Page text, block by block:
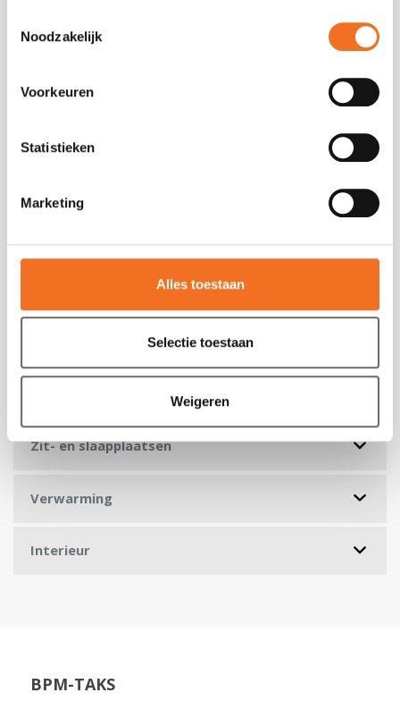
Noodzakelijk
Voorkeuren
Statistieken
Marketing
Alles toestaan
Selectie toestaan
Weigeren
Bumper in koetswerkkleur
90L brandstoftank
Verkeersbordherkenning
Intelligente snelheid assistent
Actieve noodrem assistent
Bestuurderscabine
Elektrische apparaten
Zit- en slaapplaatsen
Verwarming
Interieur
BPM-TAKS